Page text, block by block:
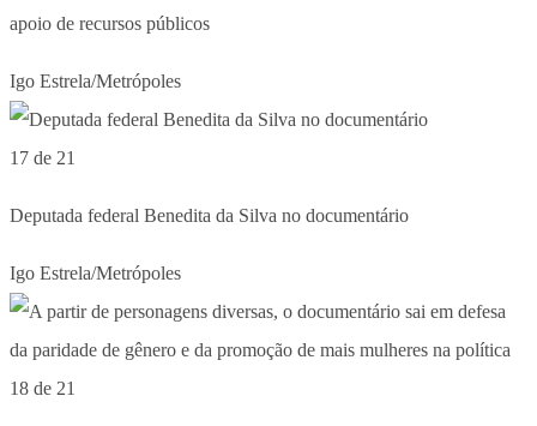
apoio de recursos públicos
Igo Estrela/Metrópoles
17 de 21
Deputada federal Benedita da Silva no documentário
Igo Estrela/Metrópoles
18 de 21